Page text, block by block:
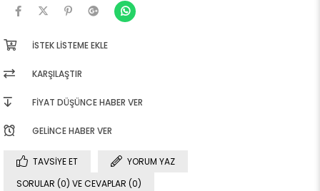
İSTEK LISTEME EKLE
KARŞILAŞTIR
FIYAT DÜŞÜNCE HABER VER
GELINCE HABER VER
TAVSIYE ET
YORUM YAZ
SORULAR (0) VE CEVAPLAR (0)